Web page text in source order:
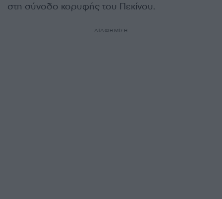
στη σύνοδο κορυφής του Πεκίνου.
ΔΙΑΦΗΜΙΣΗ